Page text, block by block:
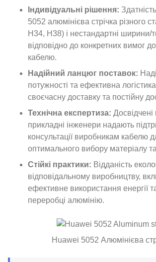
Індивідуальні рішення:
5052 алюмінієва стрічка різного
H34, H38) і нестандартні ширини/
відповідно до конкретних вимог
кабелю.
Надійний ланцюг поставок:
потужності та ефективна
своєчасну доставку та постійну
Технічна експертиза: Досвідчені
прикладні інженери надають
консультації виробникам кабелю
оптимального вибору матеріалу та
Стійкі практики: Відданість
відповідальному виробництву,
ефективне використання енергії
переробці алюмінію.
Huawei 5052 Алюмінієва